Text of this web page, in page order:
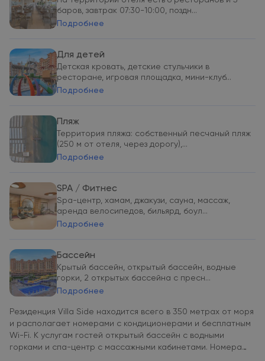
баров, завтрак 07:30-10:00, поздн...
Подробнее
Для детей
Детская кровать, детские стульчики в
ресторане, игровая площадка, мини-клуб...
Подробнее
Пляж
Территория пляжа: собственный песчаный пляж
(250 м от отеля, через дорогу),...
Подробнее
SPA / Фитнес
Spa-центр, хамам, джакузи, сауна, массаж,
аренда велосипедов, бильярд, боул...
Подробнее
Бассейн
Крытый бассейн, открытый бассейн, водные
горки, 2 открытых бассейна с пресн...
Подробнее
Резиденция Villa Side находится всего в 350 метрах от моря
и располагает номерами с кондиционерами и бесплатным
Wi-Fi. К услугам гостей открытый бассейн с водными
горками и спа-центр с массажными кабинетами. Номера